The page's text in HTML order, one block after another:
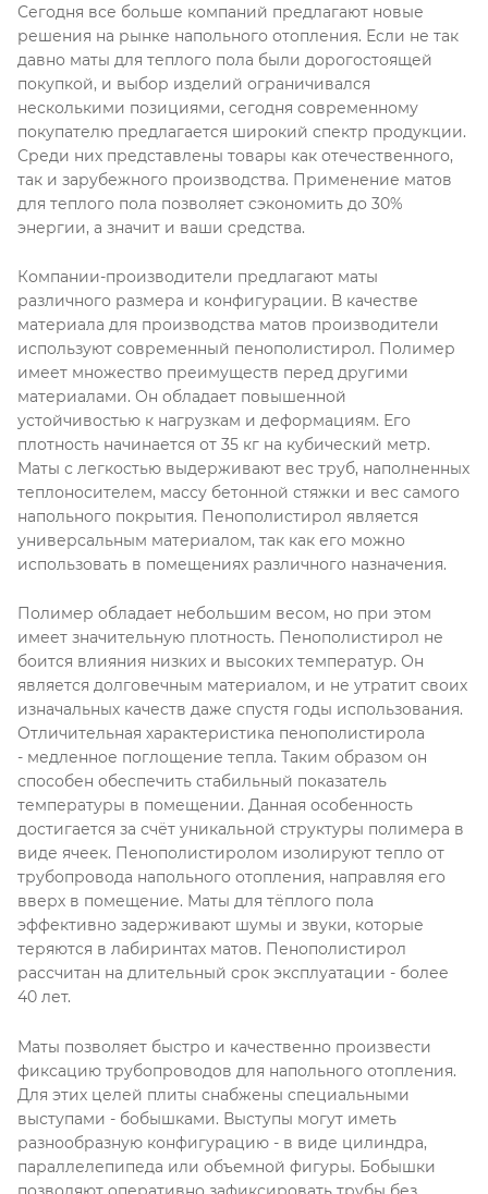
Сегодня все больше компаний предлагают новые
решения на рынке напольного отопления. Если не так
давно маты для теплого пола были дорогостоящей
покупкой, и выбор изделий ограничивался
несколькими позициями, сегодня современному
покупателю предлагается широкий спектр продукции.
Среди них представлены товары как отечественного,
так и зарубежного производства. Применение матов
для теплого пола позволяет сэкономить до 30%
энергии, а значит и ваши средства.
Компании-производители предлагают маты
различного размера и конфигурации. В качестве
материала для производства матов производители
используют современный пенополистирол. Полимер
имеет множество преимуществ перед другими
материалами. Он обладает повышенной
устойчивостью к нагрузкам и деформациям. Его
плотность начинается от 35 кг на кубический метр.
Маты с легкостью выдерживают вес труб, наполненных
теплоносителем, массу бетонной стяжки и вес самого
напольного покрытия. Пенополистирол является
универсальным материалом, так как его можно
использовать в помещениях различного назначения.
Полимер обладает небольшим весом, но при этом
имеет значительную плотность. Пенополистирол не
боится влияния низких и высоких температур. Он
является долговечным материалом, и не утратит своих
изначальных качеств даже спустя годы использования.
Отличительная характеристика пенополистирола
- медленное поглощение тепла. Таким образом он
способен обеспечить стабильный показатель
температуры в помещении. Данная особенность
достигается за счёт уникальной структуры полимера в
виде ячеек. Пенополистиролом изолируют тепло от
трубопровода напольного отопления, направляя его
вверх в помещение. Маты для тёплого пола
эффективно задерживают шумы и звуки, которые
теряются в лабиринтах матов. Пенополистирол
рассчитан на длительный срок эксплуатации - более
40 лет.
Маты позволяет быстро и качественно произвести
фиксацию трубопроводов для напольного отопления.
Для этих целей плиты снабжены специальными
выступами - бобышками. Выступы могут иметь
разнообразную конфигурацию - в виде цилиндра,
параллелепипеда или объемной фигуры. Бобышки